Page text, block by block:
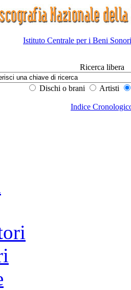
Istituto Centrale per i Beni
Ricerca libera
Dischi o brani Artisti
Indice